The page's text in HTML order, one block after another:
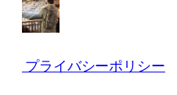
プライバシーポリシー